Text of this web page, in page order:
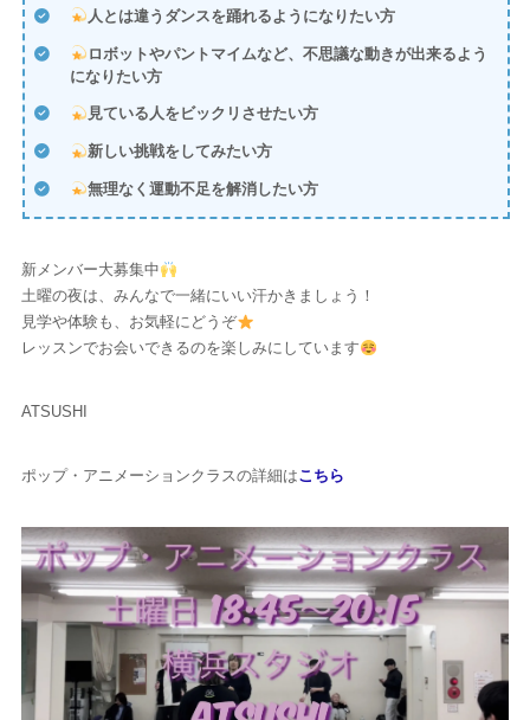
人とは違うダンスを踊れるようになりたい方
ロボットやパントマイムなど、不思議な動きが出来るよう
になりたい方
見ている人をビックリさせたい方
新しい挑戦をしてみたい方
無理なく運動不足を解消したい方
新メンバー大募集中
土曜の夜は、みんなで一緒にいい汗かきましょう！
見学や体験も、お気軽にどうぞ
レッスンでお会いできるのを楽しみにしています
ATSUSHI
ポップ・アニメーションクラスの詳細はこちら